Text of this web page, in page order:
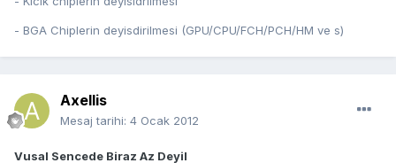
- BGA Chiplerin deyisdirilmesi (GPU/CPU/FCH/PCH/HM ve s)
Axellis
Mesaj tarihi: 4 Ocak 2012
Vusal Sencede Biraz Az Deyil